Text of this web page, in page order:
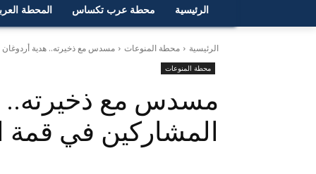
الرئيسية محطة عرب تكساس المحطة
الرئيسية محطة المنوعات مسدس مع ذخيرته.. هدية أردوغان
محطة المنوعات
مسدس مع ذخيرته..
المشاركين في قمة